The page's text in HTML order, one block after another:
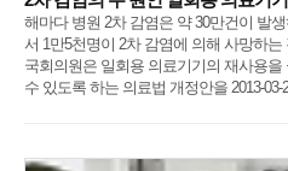
해마다 병원 2차 감염은 약 30만건이 발
서 1만5천명이 2차 감염에 의해 사망하
국회의원은 일회용 의료기기의 재사용
수 있도록 하는 의료법 개정안을 2013-03-